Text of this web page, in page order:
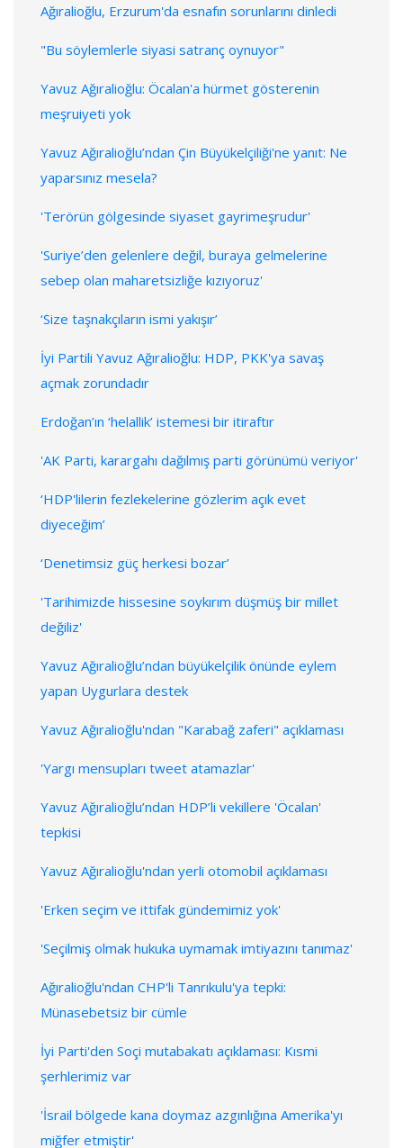
Ağıralioğlu, Erzurum'da esnafın sorunlarını dinledi
"Bu söylemlerle siyasi satranç oynuyor"
Yavuz Ağıralioğlu: Öcalan'a hürmet gösterenin
meşruiyeti yok
Yavuz Ağıralioğlu’ndan Çin Büyükelçiliği'ne yanıt: Ne
yaparsınız mesela?
'Terörün gölgesinde siyaset gayrimeşrudur'
'Suriye’den gelenlere değil, buraya gelmelerine
sebep olan maharetsizliğe kızıyoruz'
‘Size taşnakçıların ismi yakışır’
İyi Partili Yavuz Ağıralioğlu: HDP, PKK'ya savaş
açmak zorundadır
Erdoğan’ın ‘helallik’ istemesi bir itiraftır
'AK Parti, karargahı dağılmış parti görünümü veriyor'
‘HDP'lilerin fezlekelerine gözlerim açık evet
diyeceğim’
‘Denetimsiz güç herkesi bozar’
'Tarihimizde hissesine soykırım düşmüş bir millet
değiliz'
Yavuz Ağıralioğlu’ndan büyükelçilik önünde eylem
yapan Uygurlara destek
Yavuz Ağıralioğlu'ndan "Karabağ zaferi" açıklaması
'Yargı mensupları tweet atamazlar'
Yavuz Ağıralioğlu’ndan HDP’li vekillere 'Öcalan'
tepkisi
Yavuz Ağıralioğlu'ndan yerli otomobil açıklaması
'Erken seçim ve ittifak gündemimiz yok'
'Seçilmiş olmak hukuka uymamak imtiyazını tanımaz'
Ağıralioğlu'ndan CHP'li Tanrıkulu'ya tepki:
Münasebetsiz bir cümle
İyi Parti'den Soçi mutabakatı açıklaması: Kısmi
şerhlerimiz var
'İsrail bölgede kana doymaz azgınlığına Amerika'yı
miğfer etmiştir'